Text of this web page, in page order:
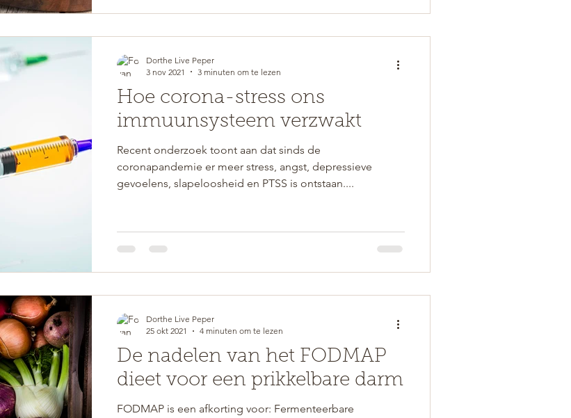
Hoe corona-stress ons
immuunsysteem verzwakt
Recent onderzoek toont aan dat sinds de
coronapandemie er meer stress, angst, depressieve
gevoelens, slapeloosheid en PTSS is ontstaan....
Dorthe Live Peper
3 nov 2021
3 minuten om te lezen
De nadelen van het FODMAP
dieet voor een prikkelbare darm
FODMAP is een afkorting voor: Fermenteerbare
Dorthe Live Peper
25 okt 2021
4 minuten om te lezen